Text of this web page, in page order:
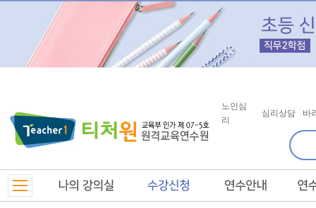
노인심
리
심리상담 바